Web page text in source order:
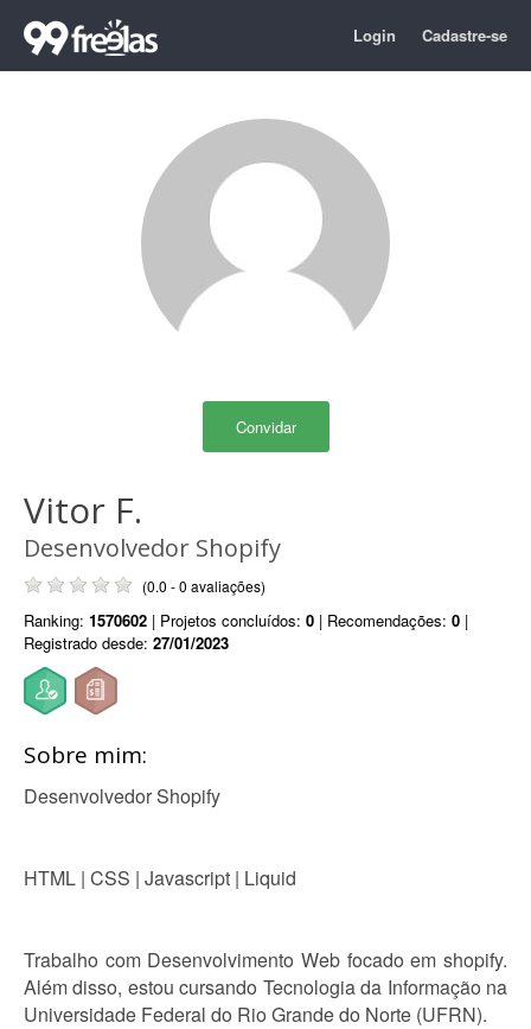
Login Cadastre-se
Convidar
Vitor F.
Desenvolvedor Shopify
(0.0 - 0 avaliações)
Ranking: 1570602 | Projetos concluídos: 0 | Recomendações: 0 |
Registrado desde: 27/01/2023
Sobre mim:
Desenvolvedor Shopify
HTML | CSS | Javascript | Liquid
Trabalho com Desenvolvimento Web focado em shopify.
Além disso, estou cursando Tecnologia da Informação na
Universidade Federal do Rio Grande do Norte (UFRN).